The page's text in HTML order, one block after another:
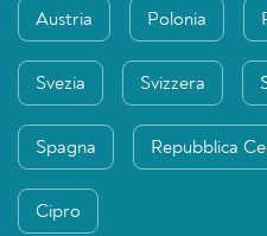
Austria Polonia
Svezia Svizzera
Spagna Repubblica
Cipro